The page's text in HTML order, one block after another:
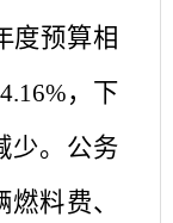
度预算相
%，下
少。公务
料费、